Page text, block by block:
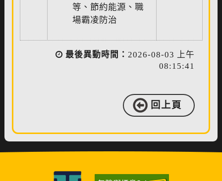
等、節約能源、職
場霸凌防治
最後異動時間： 2026-08-03 上午
08:15:41
回上頁